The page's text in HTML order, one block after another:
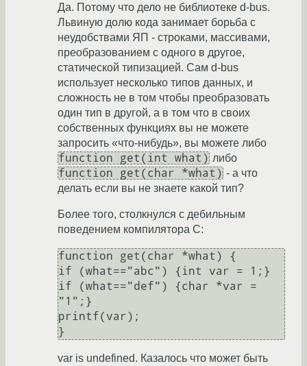
Да. Потому что дело не библиотеке d-bus.
Львиную долю кода занимает борьба с
неудобствами ЯП - строками, массивами,
преобразованием с одного в другое,
статической типизацией. Сам d-bus
использует несколько типов данных, и
сложность не в том чтобы преобразовать
один тип в другой, а в том что в своих
собственных функциях вы не можете
запросить «что-нибудь», вы можете либо
function get(int what) либо
function get(char *what) - а что
делать если вы не знаете какой тип?
Более того, столкнулся с дебильным
поведением компилятора С:
function get(char *what) {
if (what=="abc") {int var = 1;}
if (what=="def") {char *var =
"1";}
printf(var);
var is undefined. Казалось что может быть